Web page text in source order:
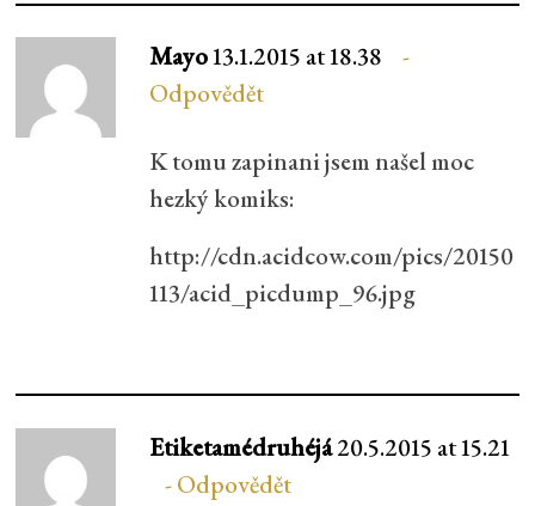
Mayo13.1.2015 at 18.38
Odpovědět
K tomu zapinani jsem našel moc
hezký komiks:
http://cdn.acidcow.com/pics/20150
113/acid_picdump_96.jpg
Etiketamédruhéjá20.5.2015 at 15.21
Odpovědět